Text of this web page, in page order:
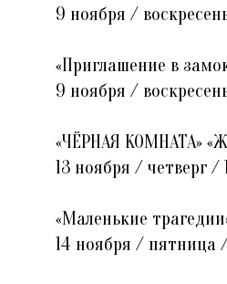
9 ноября /
«Приглашение в
9 ноября /
«ЧЁРНАЯ КОМНАТА»
13 ноября / четверг /
«Маленькие
14 ноября / пятница